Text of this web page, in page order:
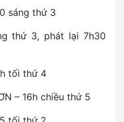
sáng thứ 3
thứ 3, phát lại 7h30
tối thứ 4
– 16h chiều thứ 5